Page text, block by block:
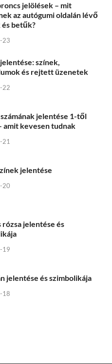
jelölések – mit
az autógumi oldalán lévő
és betűk?
23
színek,
és rejtett üzenetek
22
számának jelentése 1-től
amit kevesen tudnak
21
jelentése
20
rózsa jelentése és
19
jelentése és szimbolikája
18